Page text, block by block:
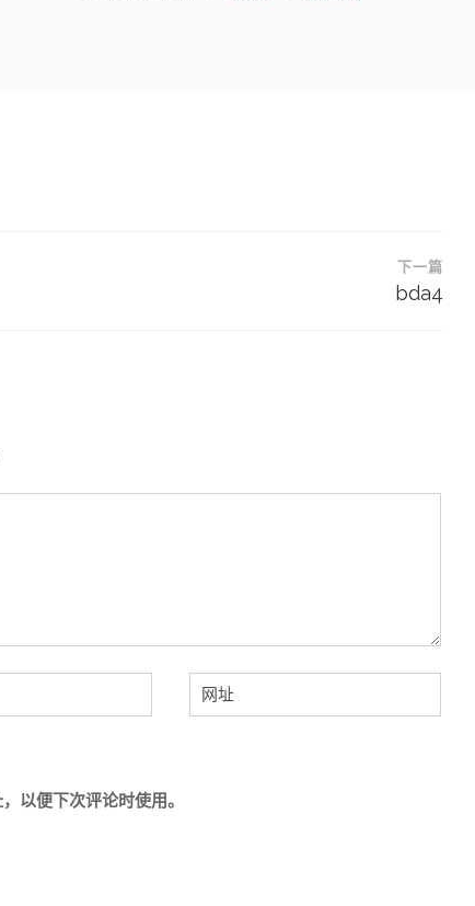
下一篇
bda4
以便下次评论时使用。